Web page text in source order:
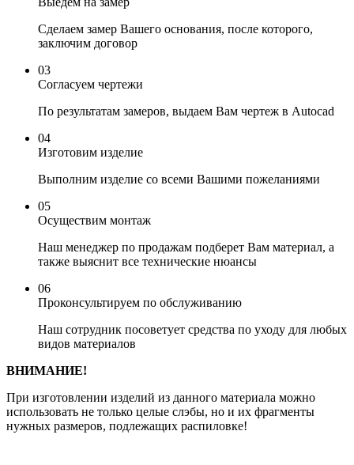
Сделаем замер Вашего основания, после которого,
заключим договор
03
Согласуем чертежи
По результатам замеров, выдаем Вам чертеж в Autocad
04
Изготовим изделие
Выполним изделие со всеми Вашими пожеланиями
05
Осуществим монтаж
Наш менеджер по продажам подберет Вам материал, а
также выяснит все технические нюансы
06
Проконсультируем по обслуживанию
Наш сотрудник посоветует средства по уходу для любых
видов материалов
ВНИМАНИЕ!
При изготовлении изделий из данного материала можно
использовать не только целые слэбы, но и их фрагменты
нужных размеров, подлежащих распиловке!